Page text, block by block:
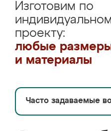
Изготовим по
проекту:
любые
и материалы
Часто задаваемые